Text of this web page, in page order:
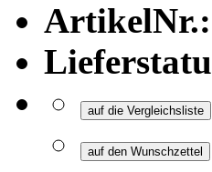
ArtikelNr.:
auf die Vergleichsliste
auf den Wunschzettel